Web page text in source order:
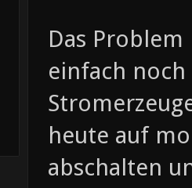
Das
einfach
heute auf
abschalten